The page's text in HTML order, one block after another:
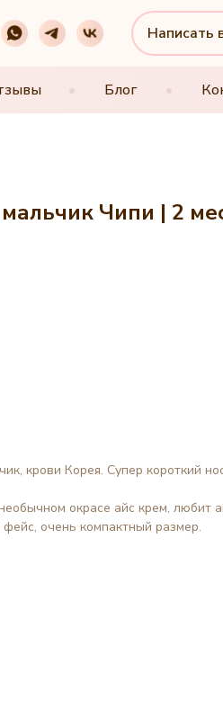
Написать
Блог
• •
Написать
Блог
• •
Чипи | 2
крови Корея. Супер короткий
окрасе айс крем, любит
очень компактный размер.